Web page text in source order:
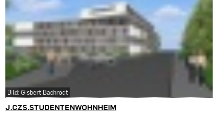
J.CZS.STUDENTENWOHNHEiM
Bild: Gisbert Bachrodt